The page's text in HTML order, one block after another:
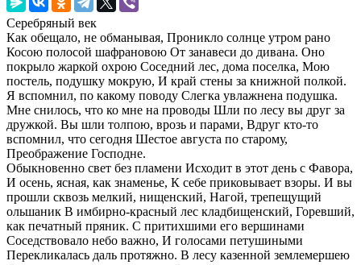
Серебряный век
Как обещало, не обманывая, Проникло солнце утром рано
Косою полосой шафрановою От занавеси до дивана. Оно
покрыло жаркой охрою Соседний лес, дома поселка, Мою
постель, подушку мокрую, И край стены за книжной полкой.
Я вспомнил, по какому поводу Слегка увлажнена подушка.
Мне снилось, что ко мне на проводы Шли по лесу вы друг за
дружкой. Вы шли толпою, врозь и парами, Вдруг кто-то
вспомнил, что сегодня Шестое августа по старому,
Преображение Господне.
Обыкновенно свет без пламени Исходит в этот день с Фавора,
И осень, ясная, как знаменье, К себе приковывает взоры. И вы
прошли сквозь мелкий, нищенский, Нагой, трепещущий
ольшаник В имбирно-красный лес кладбищенский, Горевший,
как печатный пряник. С притихшими его вершинами
Соседствовало небо важно, И голосами петушиными
Перекликалась даль протяжно. В лесу казенной землемершею